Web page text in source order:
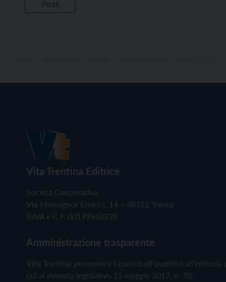
Vita Trentina Editrice
Società Cooperativa
Via Monsignor Endrici, 14 – 38122 Trento
P.IVA e C.F. 00199960220
Amministrazione trasparente
Vita Trentina percepisce i contributi pubblici all'editoria
cui al decreto legislativo 15 maggio 2017, n. 70.